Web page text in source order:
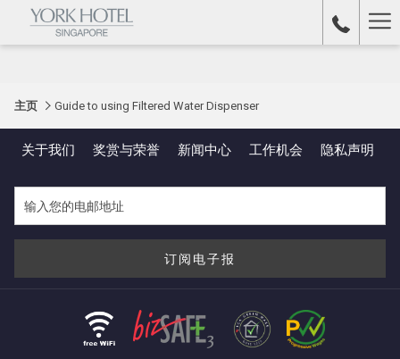
主页 Guide to using Filtered Water Dispenser
关于我们 奖赏与荣誉 新闻中心 工作机会​ 隐私声明
订阅电子报